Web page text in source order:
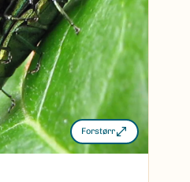
Forstørr